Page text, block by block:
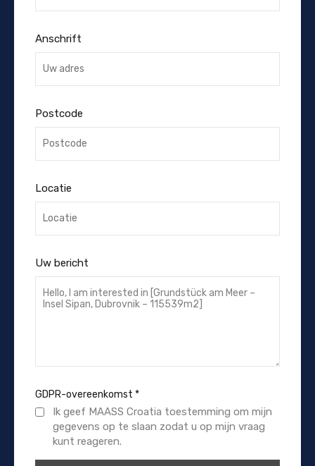
Anschrift
Postcode
Locatie
Uw bericht
GDPR-overeenkomst *
Ik geef MAASS Croatia toestemming om mijn
gegevens op te slaan zodat u op mijn vraag
kunt reageren.